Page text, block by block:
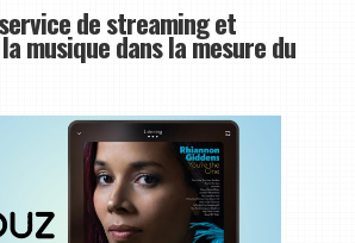
de streaming et
musique dans la mesure du